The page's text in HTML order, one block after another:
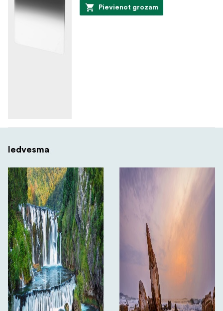
Pievienot grozam
Iedvesma